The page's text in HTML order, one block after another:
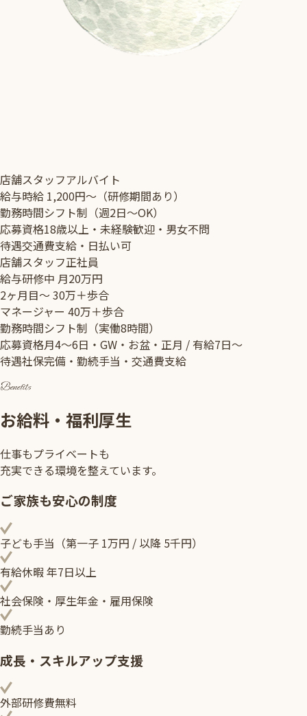
店舗スタッフアルバイト
給与時給 1,200円〜（研修期間あり）
勤務時間シフト制（週2日〜OK）
応募資格18歳以上・未経験歓迎・男女不問
待遇交通費支給・日払い可
店舗スタッフ正社員
給与研修中 月20万円
2ヶ月目〜 30万＋歩合
マネージャー 40万＋歩合
勤務時間シフト制（実働8時間）
応募資格月4〜6日・GW・お盆・正月 / 有給7日〜
待遇社保完備・勤続手当・交通費支給
Benefits
お給料・福利厚生
仕事もプライベートも
充実できる環境を整えています。
ご家族も安心の制度
子ども手当（第一子 1万円 / 以降 5千円）
有給休暇 年7日以上
社会保険・厚生年金・雇用保険
勤続手当あり
成長・スキルアップ支援
外部研修費無料